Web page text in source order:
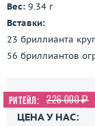
Вес: 9.34 г
Вставки:
23 бриллианта
56 бриллиантов
Ритейл: 226 000 ₽
ЦЕНА У НАС: